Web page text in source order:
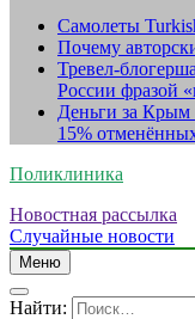
Самолеты
Почему
Тревел-
России фразой
Деньги за Крым
15%
Поликлиника
Новостная рассылка
Случайные новости
Меню
Найти: